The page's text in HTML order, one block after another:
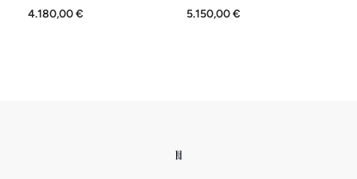
4.180,00 € 5.150,00 €